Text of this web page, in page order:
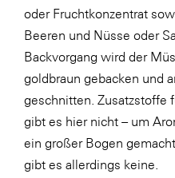
oder Fruchtkonzentrat
Beeren und Nüsse oder
Backvorgang wird der
goldbraun gebacken und
geschnitten. Zusatzstoffe
gibt es hier nicht – um
ein großer Bogen
gibt es allerdings keine.